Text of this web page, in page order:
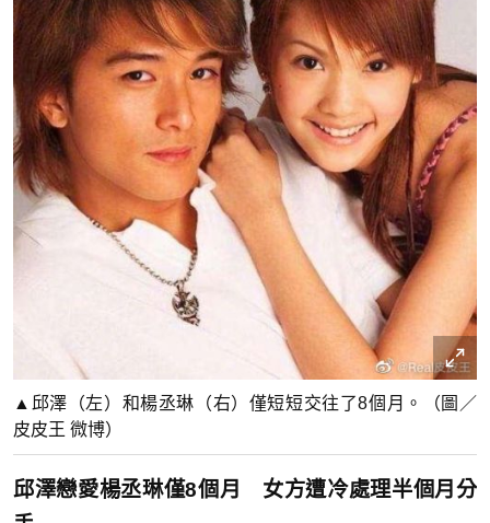
▲邱澤（左）和楊丞琳（右）僅短短交往了8個月。（圖／
皮皮王 微博）
邱澤戀愛楊丞琳僅8個月 女方遭冷處理半個月分